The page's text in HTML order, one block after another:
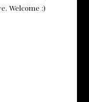
Welcome :)